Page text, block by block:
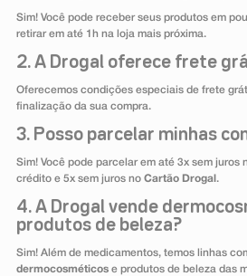
Sim! Você pode receber seus produtos em
retirar em até 1h na loja mais próxima.
2. A Drogal oferece frete
Oferecemos condições especiais de frete
finalização da sua compra.
3. Posso parcelar minhas
Sim! Você pode parcelar em até 3x sem juros
crédito e 5x sem juros no Cartão Drogal .
4. A Drogal vende
produtos de beleza?
Sim! Além de medicamentos, temos linhas
dermocosméticose produtos de beleza das